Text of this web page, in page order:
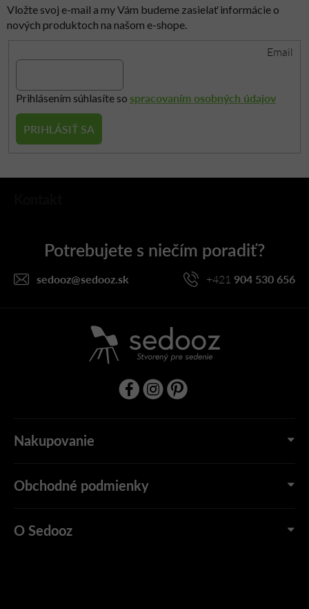
p
i
Vložte svoj e-mail a my Vám budeme zasielať informácie o
nových produktoch na našom e-shope.
Email
Prihlásením súhlasíte so spracovaním osobných údajov
PRIHLÁSIŤ SA
sedooz@sedooz.sk +421 904 530 656
Nakupovanie
Obchodné podmienky
O Sedooz